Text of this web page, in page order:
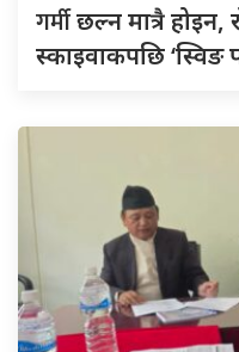
गर्मीछल्न मात्रै होइन,
स्काइवाकपछि ‘स्विङ